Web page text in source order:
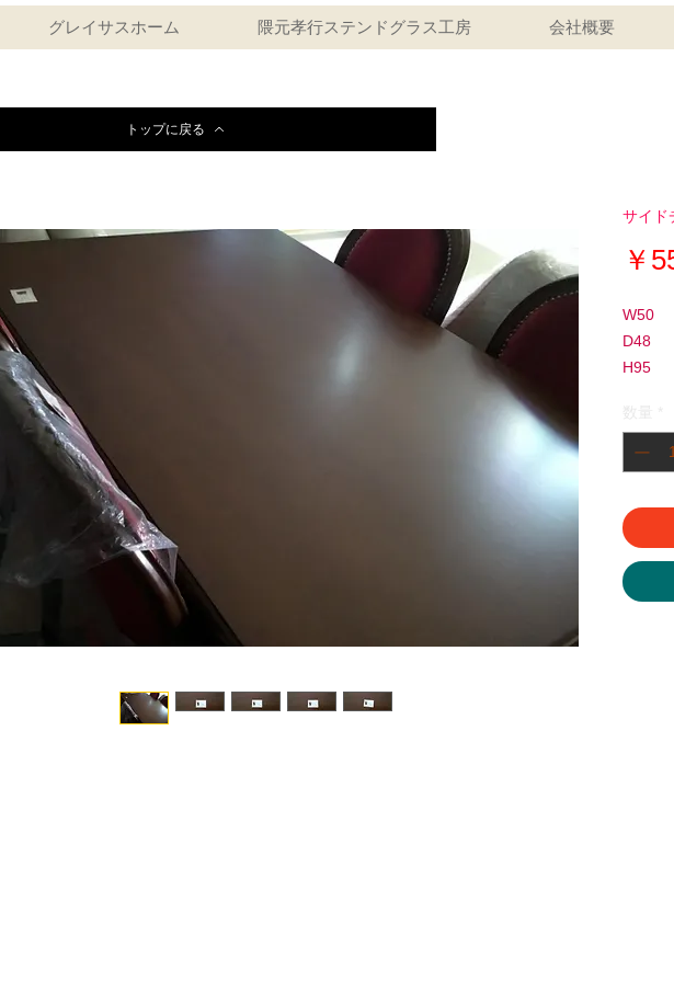
グレイサスホーム 隈元孝行ステンドグラス工房 会社概要
サイ
￥
W50
D48
H95
トップに戻る